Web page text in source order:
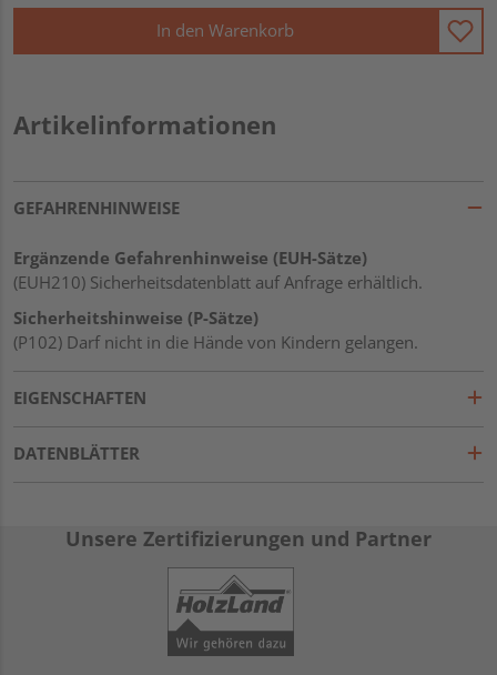
In den Warenkorb
Artikelinformationen
GEFAHRENHINWEISE
Ergänzende Gefahrenhinweise (EUH-Sätze)
(EUH210) Sicherheitsdatenblatt auf Anfrage erhältlich.
Sicherheitshinweise (P-Sätze)
(P102) Darf nicht in die Hände von Kindern gelangen.
EIGENSCHAFTEN
DATENBLÄTTER
Unsere Zertifizierungen und Partner